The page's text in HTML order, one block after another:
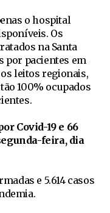
o hospital
Os
na Santa
por pacientes em
os leitos regionais,
100% ocupados
Covid-19 e 66
feira, dia
e 5.614 casos